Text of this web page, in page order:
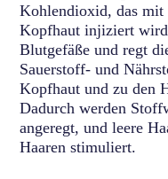
Kohlendioxid, das
Kopfhaut injiziert
Blutgefäße und regt
Sauerstoff- und
Kopfhaut und zu den
Dadurch werden
angeregt, und leere
Haaren stimuliert.